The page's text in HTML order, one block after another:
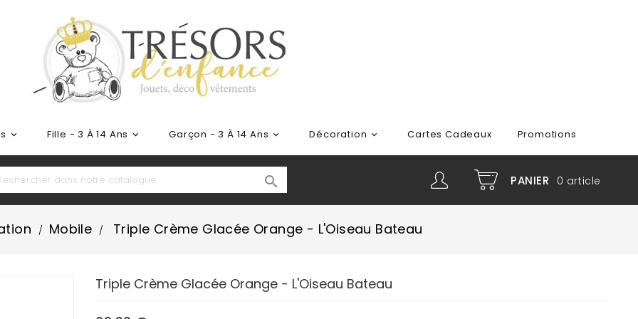
 
Fille - 3 À 14 Ans 
Garçon - 3 À 14 Ans 
Décoration Cartes Cadeaux Promotions
 PANIER 0 article
Mobile Triple Crème Glacée Orange - L'Oiseau Bateau
Triple Crème Glacée Orange - L'Oiseau Bateau